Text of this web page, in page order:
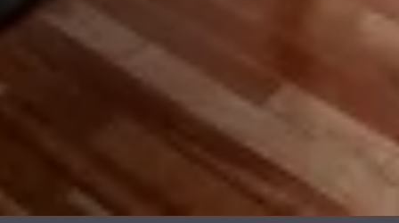
HABILLAGES ET
ACCESSOIRES STÛV 21
PLAATSKLARE
SCHOUWEN EN
ACCESSOIRES VOOR